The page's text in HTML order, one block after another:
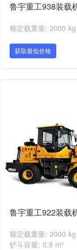
鲁宇重工938装载
额定载重量: 2000 kg
获取最低价格
鲁宇重工922装载
额定载重量: 2000 kg
铲斗容量: 0.9 m³